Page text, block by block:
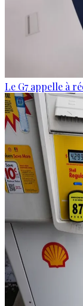
Le G7 appelle à